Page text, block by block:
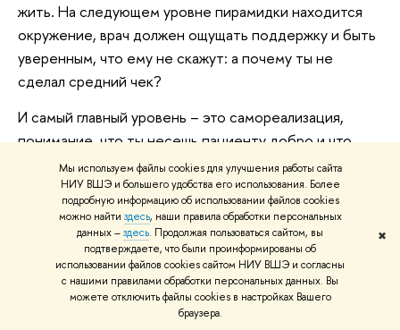
Мы используем файлы cookies для улучшения работы сайта
НИУ ВШЭ и большего удобства его использования. Более
подробную информацию об использовании файлов cookies
можно найти здесь, наши правила обработки персональных
данных –здесь. Продолжая пользоваться сайтом, вы
подтверждаете, что были проинформированы об
использовании файлов cookies сайтом НИУ ВШЭ и согласны
с нашими правилами обработки персональных данных. Вы
можете отключить файлы cookies в настройках Вашего
браузера.
✖
жить. На следующем уровне пирамидки находится
окружение, врач должен ощущать поддержку и быть
уверенным, что ему не скажут: а почему ты не
сделал средний чек?
И самый главный уровень – это самореализация,
понимание, что ты несешь пациенту добро и что
пациент тебе за это будет благодарен. Но
последнее не сработает, если не закрыты
предыдущие уровни.
Врач может выдержать